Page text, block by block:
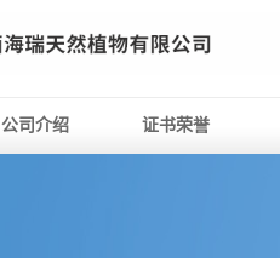
公司介绍 证书荣誉